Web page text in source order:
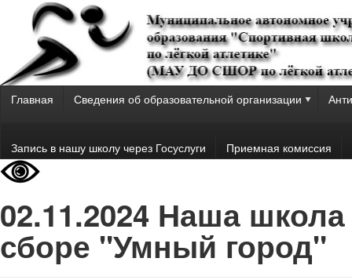
Главная Сведения об образовательной организации
Запись в нашу школу через Госуслуги Приемная комиссия
02.11.2024 Наша
сборе "Умный город"